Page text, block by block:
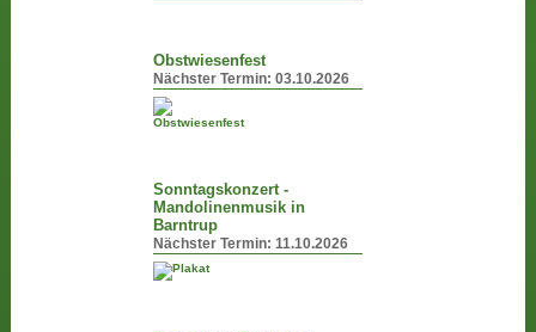
Obstwiesenfest
Nächster Termin:03.10.2026
Sonntagskonzert -
Mandolinenmusik in
Barntrup
Nächster Termin:11.10.2026